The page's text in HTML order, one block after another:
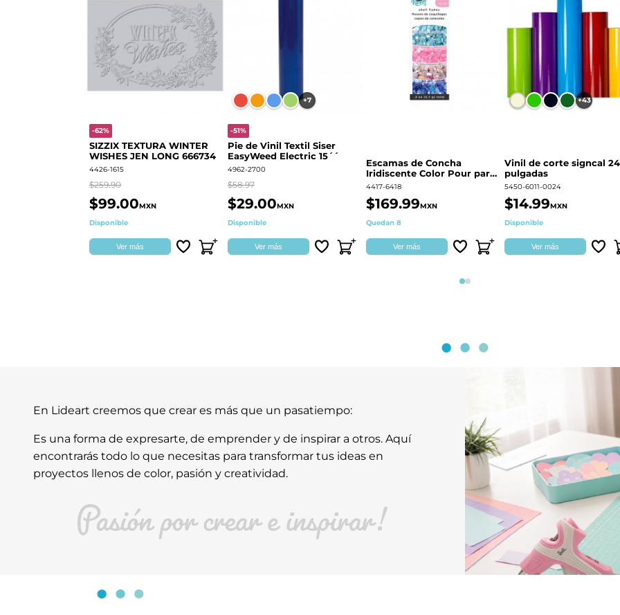
-62%
SIZZIX TEXTURA WINTER
WISHES JEN LONG 666734
4426-1615
$259.90
$99.00MXN
Disponible
Ver más
+7
-51%
Pie de Vinil Textil Siser
EasyWeed Electric 15´´
4962-2700
$58.97
$29.00MXN
Disponible
Ver más
Escamas de Concha
Iridiscente Color Pour para
decoración | 359687
4417-6418
$169.99MXN
Quedan 8
Ver más
+43
Vinil de corte signcal 24
pulgadas
5450-6011-0024
$14.99MXN
Disponible
Ver más
Página 1
Página 2
En Lideart creemos que crear es más que un pasatiempo:
Es una forma de expresarte, de emprender y de inspirar a otros. Aquí
encontrarás todo lo que necesitas para transformar tus ideas en
proyectos llenos de color, pasión y creatividad.